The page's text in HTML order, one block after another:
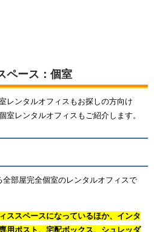
ペース：個室
レンタルオフィスもお探しの方向け
室レンタルオフィスもご紹介します。
部屋完全個室のレンタルオフィスで
ススペースになっているほか、インタ
用ポスト、宅配ボックス、シュレッダ